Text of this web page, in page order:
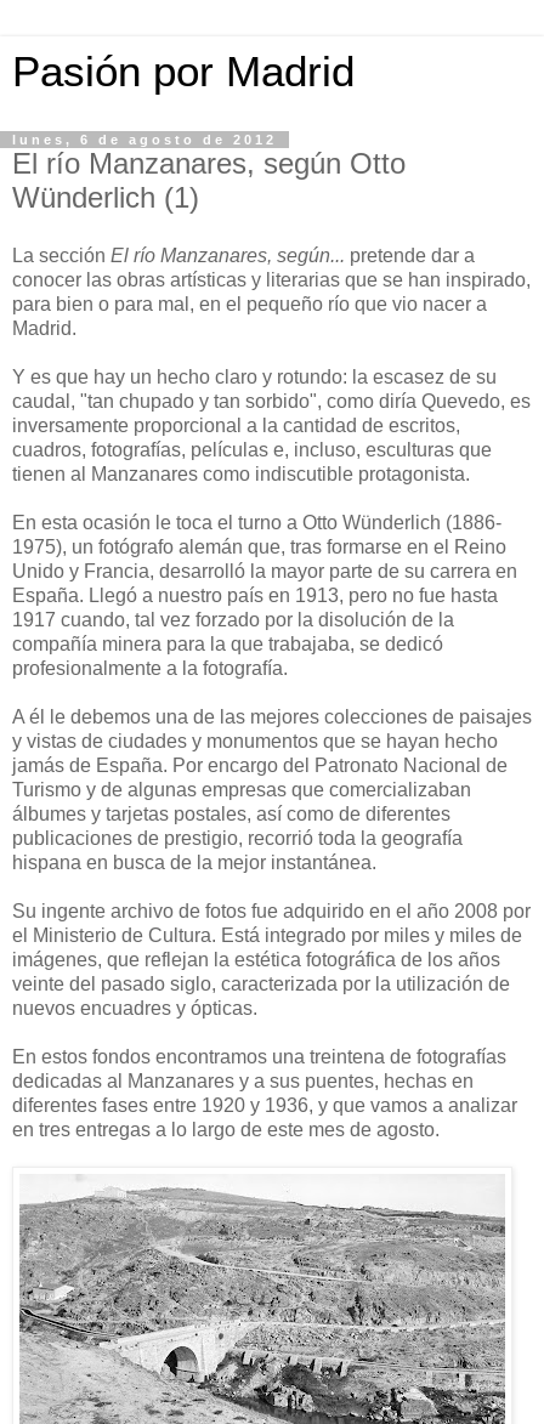
Pasión por Madrid
lunes, 6 de agosto de 2012
El río Manzanares, según Otto
Wünderlich (1)
La sección El río Manzanares, según... pretende dar a
conocer las obras artísticas y literarias que se han inspirado,
para bien o para mal, en el pequeño río que vio nacer a
Madrid.
Y es que hay un hecho claro y rotundo: la escasez de su
caudal, "tan chupado y tan sorbido", como diría Quevedo, es
inversamente proporcional a la cantidad de escritos,
cuadros, fotografías, películas e, incluso, esculturas que
tienen al Manzanares como indiscutible protagonista.
En esta ocasión le toca el turno a Otto Wünderlich (1886-
1975), un fotógrafo alemán que, tras formarse en el Reino
Unido y Francia, desarrolló la mayor parte de su carrera en
España. Llegó a nuestro país en 1913, pero no fue hasta
1917 cuando, tal vez forzado por la disolución de la
compañía minera para la que trabajaba, se dedicó
profesionalmente a la fotografía.
A él le debemos una de las mejores colecciones de paisajes
y vistas de ciudades y monumentos que se hayan hecho
jamás de España. Por encargo del Patronato Nacional de
Turismo y de algunas empresas que comercializaban
álbumes y tarjetas postales, así como de diferentes
publicaciones de prestigio, recorrió toda la geografía
hispana en busca de la mejor instantánea.
Su ingente archivo de fotos fue adquirido en el año 2008 por
el Ministerio de Cultura. Está integrado por miles y miles de
imágenes, que reflejan la estética fotográfica de los años
veinte del pasado siglo, caracterizada por la utilización de
nuevos encuadres y ópticas.
En estos fondos encontramos una treintena de fotografías
dedicadas al Manzanares y a sus puentes, hechas en
diferentes fases entre 1920 y 1936, y que vamos a analizar
en tres entregas a lo largo de este mes de agosto.